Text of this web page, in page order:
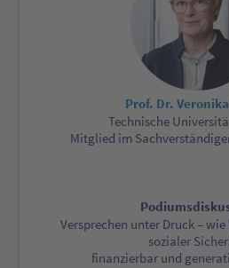
Prof. Dr.
Technische
Mitglied im
Versprechen unter Druck –
sozialer
finanzierbar und